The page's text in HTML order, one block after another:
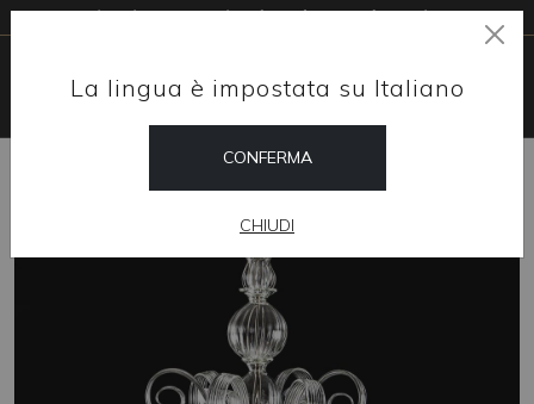
La lingua è impostata su Italiano
CONFERMA
CHIUDI
Livraison gratuite dans le monde entier